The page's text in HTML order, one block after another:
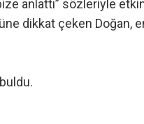
anlattı” sözleriyle
dikkat çeken Doğan,